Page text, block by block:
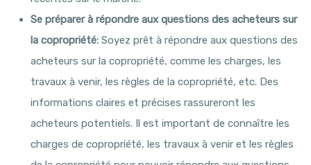
Se préparer à répondre aux questions des acheteurs sur
la copropriété: Soyez prêt à répondre aux questions des
acheteurs sur la copropriété, comme les charges, les
travaux à venir, les règles de la copropriété, etc. Des
informations claires et précises rassureront les
acheteurs potentiels. Il est important de connaître les
charges de copropriété, les travaux à venir et les règles